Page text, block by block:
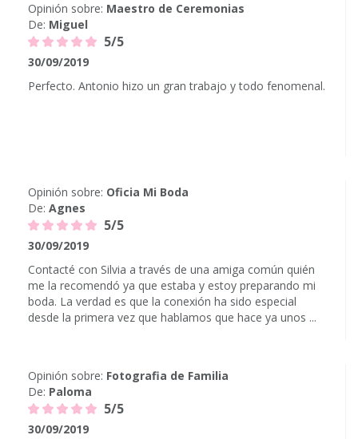
Opinión sobre: Maestro de Ceremonias
De: Miguel
5/5
30/09/2019
Perfecto. Antonio hizo un gran trabajo y todo fenomenal.
Opinión sobre: Oficia Mi Boda
De: Agnes
5/5
30/09/2019
Contacté con Silvia a través de una amiga común quién
me la recomendó ya que estaba y estoy preparando mi
boda. La verdad es que la conexión ha sido especial
desde la primera vez que hablamos que hace ya unos ...
Opinión sobre: Fotografia de Familia
De: Paloma
5/5
30/09/2019